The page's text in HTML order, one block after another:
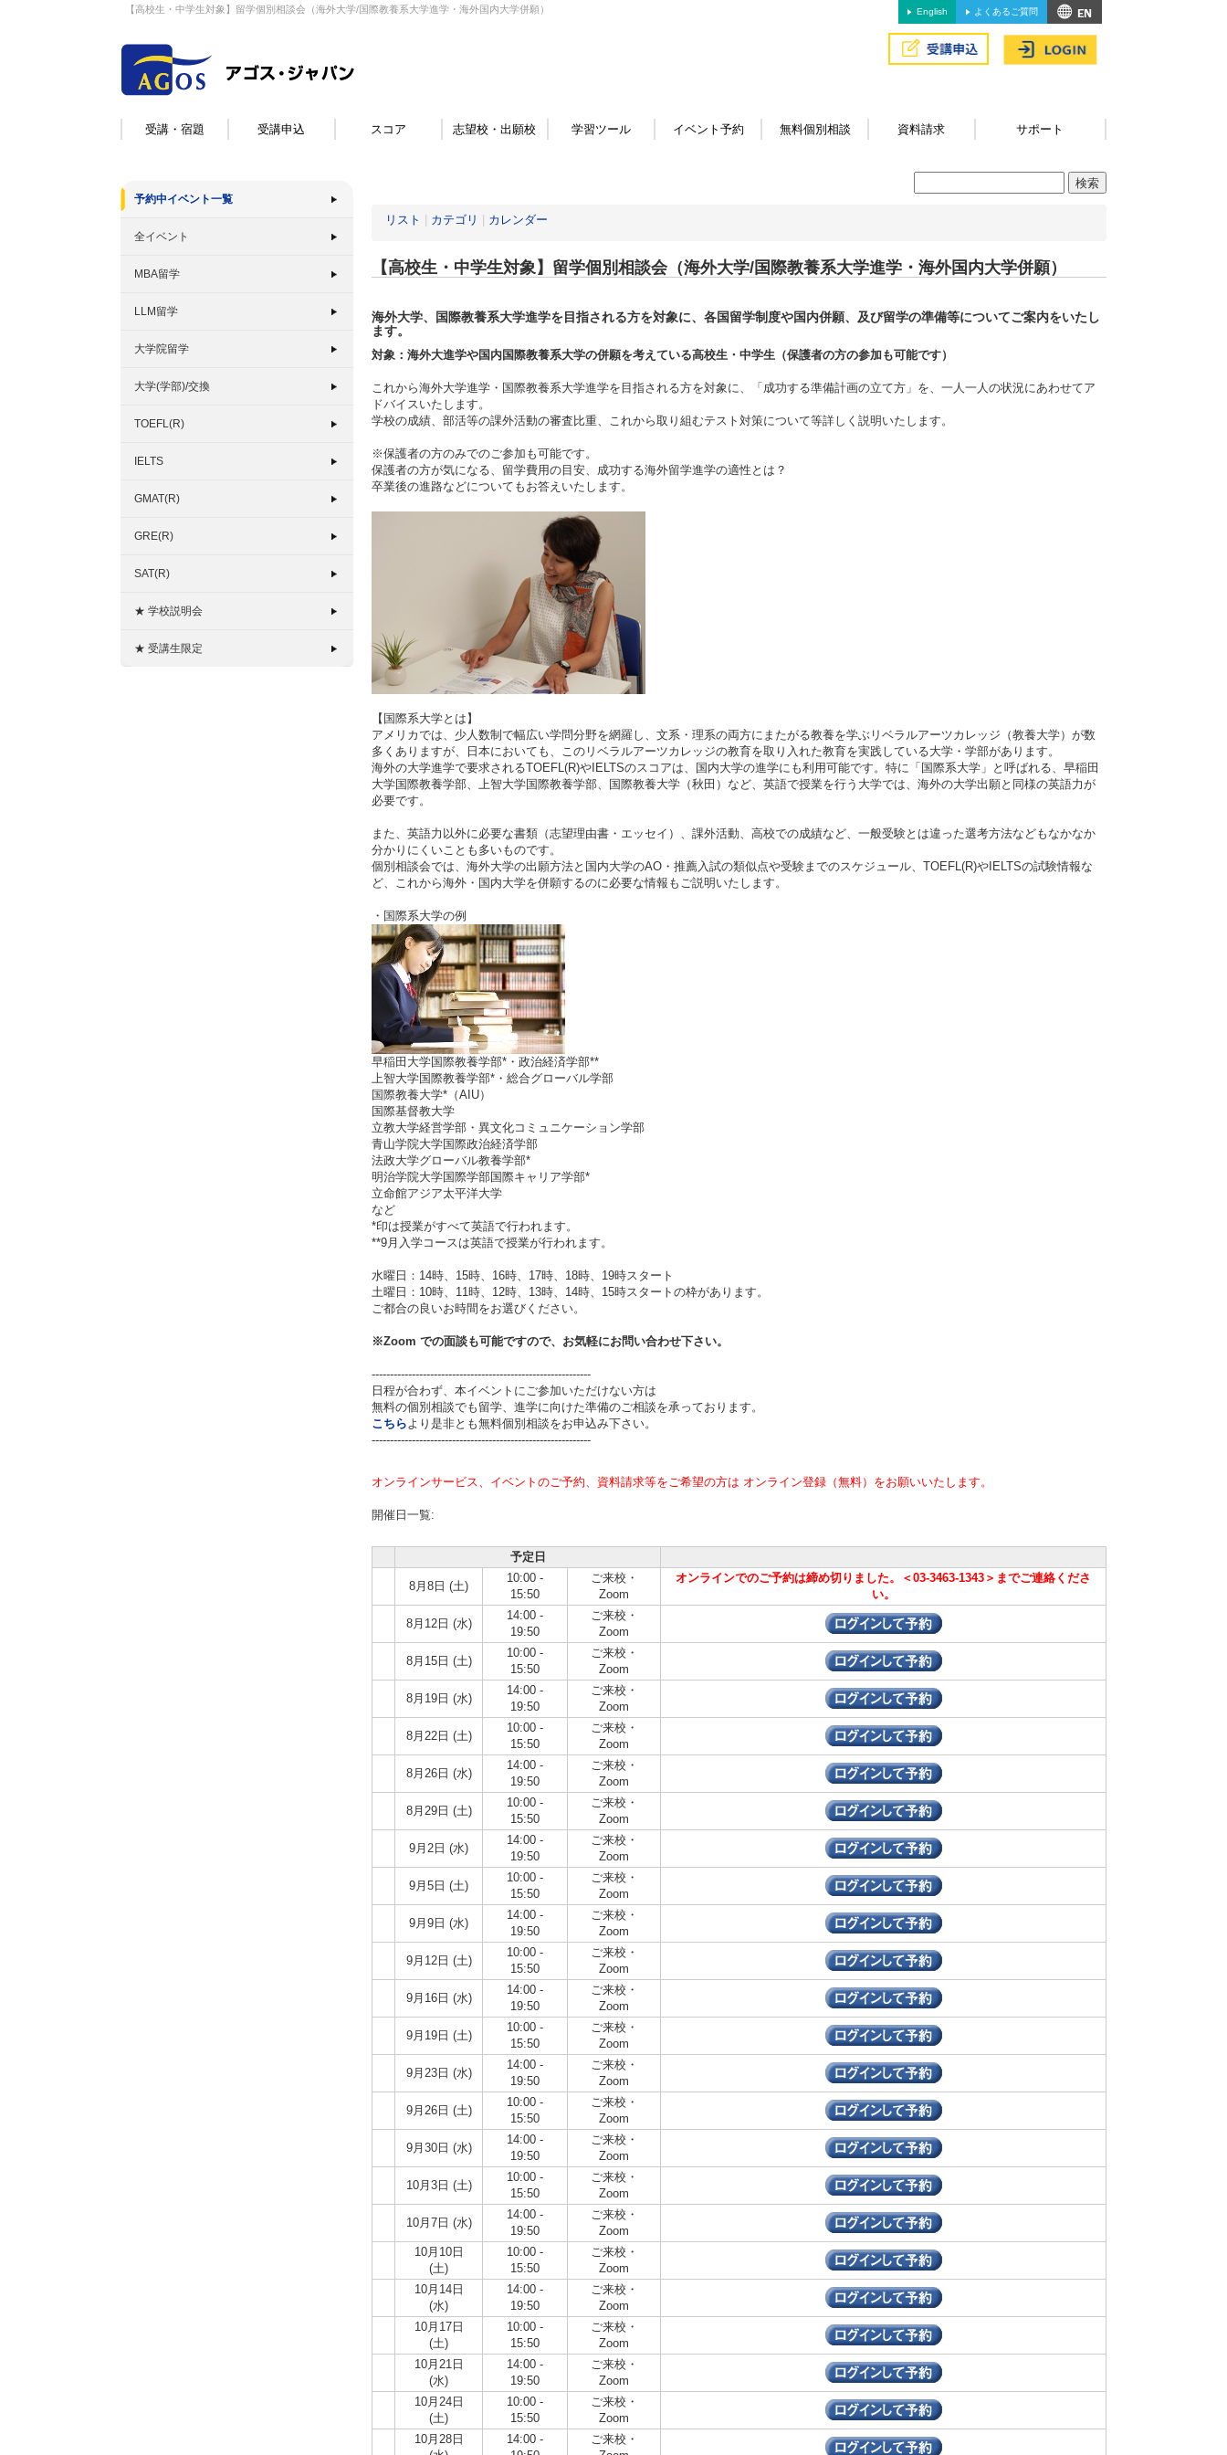
【高校生・中学生対象】留学個別相談会（海外大学/国際教養系大学進学・海外国内大学併願） English よくあるご質問
受講・宿題 受講申込 スコア 志望校・出願校 学習ツール イベント予約 無料個別相談 資料請求 サポート
予約中イベント一覧
全イベント
MBA留学
LLM留学
大学院留学
大学(学部)/交換
TOEFL(R)
IELTS
GMAT(R)
GRE(R)
SAT(R)
★ 学校説明会
★ 受講生限定
リスト カテゴリ カレンダー
【高校生・中学生対象】留学個別相談会（海外大学/国際教養系大学進学・海外国内大学併願）
海外大学、国際教養系大学進学を目指される方を対象に、各国留学制度や国内併願、及び留学の準備等についてご案内をいたし
ます。
対象：海外大進学や国内国際教養系大学の併願を考えている高校生・中学生（保護者の方の参加も可能です）
これから海外大学進学・国際教養系大学進学を目指される方を対象に、「成功する準備計画の立て方」を、一人一人の状況にあわせてア
ドバイスいたします。
学校の成績、部活等の課外活動の審査比重、これから取り組むテスト対策について等詳しく説明いたします。
※保護者の方のみでのご参加も可能です。
保護者の方が気になる、留学費用の目安、成功する海外留学進学の適性とは？
卒業後の進路などについてもお答えいたします。
【国際系大学とは】
アメリカでは、少人数制で幅広い学問分野を網羅し、文系・理系の両方にまたがる教養を学ぶリベラルアーツカレッジ（教養大学）が数
多くありますが、日本においても、このリベラルアーツカレッジの教育を取り入れた教育を実践している大学・学部があります。
海外の大学進学で要求されるTOEFL(R)やIELTSのスコアは、国内大学の進学にも利用可能です。特に「国際系大学」と呼ばれる、早稲田
大学国際教養学部、上智大学国際教養学部、国際教養大学（秋田）など、英語で授業を行う大学では、海外の大学出願と同様の英語力が
必要です。
また、英語力以外に必要な書類（志望理由書・エッセイ）、課外活動、高校での成績など、一般受験とは違った選考方法などもなかなか
分かりにくいことも多いものです。
個別相談会では、海外大学の出願方法と国内大学のAO・推薦入試の類似点や受験までのスケジュール、TOEFL(R)やIELTSの試験情報な
ど、これから海外・国内大学を併願するのに必要な情報もご説明いたします。
・国際系大学の例
早稲田大学国際教養学部*・政治経済学部**
上智大学国際教養学部*・総合グローバル学部
国際教養大学*（AIU）
国際基督教大学
立教大学経営学部・異文化コミュニケーション学部
青山学院大学国際政治経済学部
法政大学グローバル教養学部*
明治学院大学国際学部国際キャリア学部*
立命館アジア太平洋大学
など
*印は授業がすべて英語で行われます。
**9月入学コースは英語で授業が行われます。
水曜日：14時、15時、16時、17時、18時、19時スタート
土曜日：10時、11時、12時、13時、14時、15時スタートの枠があります。
ご都合の良いお時間をお選びください。
※Zoom での面談も可能ですので、お気軽にお問い合わせ下さい。
------------------------------------------------------------
日程が合わず、本イベントにご参加いただけない方は
無料の個別相談でも留学、進学に向けた準備のご相談を承っております。
こちらより是非とも無料個別相談をお申込み下さい。
------------------------------------------------------------
オンラインサービス、イベントのご予約、資料請求等をご希望の方は オンライン登録（無料）をお願いいたします。
開催日一覧:
予定日
8月8日 (土)
10:00 -
15:50
ご来校・
Zoom
オンラインでのご予約は締め切りました。＜03-3463-1343＞までご連絡くださ
い。
8月12日 (水)
14:00 -
19:50
ご来校・
Zoom
8月15日 (土)
10:00 -
15:50
ご来校・
Zoom
8月19日 (水)
14:00 -
19:50
ご来校・
Zoom
8月22日 (土)
10:00 -
15:50
ご来校・
Zoom
8月26日 (水)
14:00 -
19:50
ご来校・
Zoom
8月29日 (土)
10:00 -
15:50
ご来校・
Zoom
9月2日 (水)
14:00 -
19:50
ご来校・
Zoom
9月5日 (土)
10:00 -
15:50
ご来校・
Zoom
9月9日 (水)
14:00 -
19:50
ご来校・
Zoom
9月12日 (土)
10:00 -
15:50
ご来校・
Zoom
9月16日 (水)
14:00 -
19:50
ご来校・
Zoom
9月19日 (土)
10:00 -
15:50
ご来校・
Zoom
9月23日 (水)
14:00 -
19:50
ご来校・
Zoom
9月26日 (土)
10:00 -
15:50
ご来校・
Zoom
9月30日 (水)
14:00 -
19:50
ご来校・
Zoom
10月3日 (土)
10:00 -
15:50
ご来校・
Zoom
10月7日 (水)
14:00 -
19:50
ご来校・
Zoom
10月10日
(土)
10:00 -
15:50
ご来校・
Zoom
10月14日
(水)
14:00 -
19:50
ご来校・
Zoom
10月17日
(土)
10:00 -
15:50
ご来校・
Zoom
10月21日
(水)
14:00 -
19:50
ご来校・
Zoom
10月24日
(土)
10:00 -
15:50
ご来校・
Zoom
10月28日
14:00 -
ご来校・